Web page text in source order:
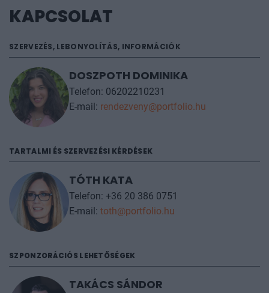
KAPCSOLAT
SZERVEZÉS, LEBONYOLÍTÁS, INFORMÁCIÓK
DOSZPOTH DOMINIKA
Telefon: 06202210231
E-mail: rendezveny@portfolio.hu
TARTALMI ÉS SZERVEZÉSI KÉRDÉSEK
TÓTH KATA
Telefon: +36 20 386 0751
E-mail: toth@portfolio.hu
SZPONZORÁCIÓS LEHETŐSÉGEK
TAKÁCS SÁNDOR